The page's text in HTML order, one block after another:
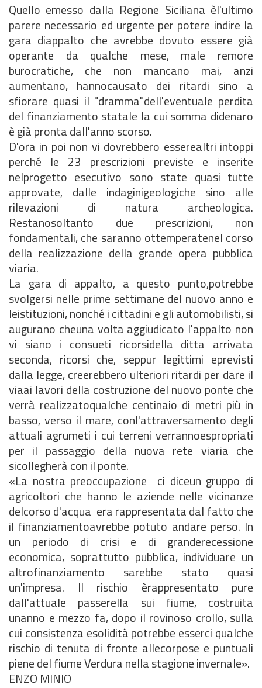
Quello emesso dalla Regione Siciliana èl'ultimo
parere necessario ed urgente per potere indire la
gara diappalto che avrebbe dovuto essere già
operante da qualche mese, male remore
burocratiche, che non mancano mai, anzi
aumentano, hannocausato dei ritardi sino a
sfiorare quasi il "dramma"dell'eventuale perdita
del finanziamento statale la cui somma didenaro
è già pronta dall'anno scorso.
D'ora in poi non vi dovrebbero esserealtri intoppi
perché le 23 prescrizioni previste e inserite
nelprogetto esecutivo sono state quasi tutte
approvate, dalle indaginigeologiche sino alle
rilevazioni di natura archeologica.
Restanosoltanto due prescrizioni, non
fondamentali, che saranno ottemperatenel corso
della realizzazione della grande opera pubblica
viaria.
La gara di appalto, a questo punto,potrebbe
svolgersi nelle prime settimane del nuovo anno e
leistituzioni, nonché i cittadini e gli automobilisti, si
augurano cheuna volta aggiudicato l'appalto non
vi siano i consueti ricorsidella ditta arrivata
seconda, ricorsi che, seppur legittimi eprevisti
dalla legge, creerebbero ulteriori ritardi per dare il
viaai lavori della costruzione del nuovo ponte che
verrà realizzatoqualche centinaio di metri più in
basso, verso il mare, conl'attraversamento degli
attuali agrumeti i cui terreni verrannoespropriati
per il passaggio della nuova rete viaria che
sicollegherà con il ponte.
«La nostra preoccupazione  ci diceun gruppo di
agricoltori che hanno le aziende nelle vicinanze
delcorso d'acqua  era rappresentata dal fatto che
il finanziamentoavrebbe potuto andare perso. In
un periodo di crisi e di granderecessione
economica, soprattutto pubblica, individuare un
altrofinanziamento sarebbe stato quasi
un'impresa. Il rischio èrappresentato pure
dall'attuale passerella sui fiume, costruita
unanno e mezzo fa, dopo il rovinoso crollo, sulla
cui consistenza esolidità potrebbe esserci qualche
rischio di tenuta di fronte allecorpose e puntuali
piene del fiume Verdura nella stagione invernale».
ENZO MINIO